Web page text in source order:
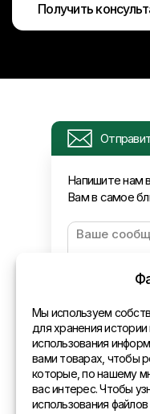
Получить
Напишите нам
Вам в самое
Мы используем
для хранения
использования
вами товарах, чтобы
которые, по нашему
вас интерес. Чтобы
использования